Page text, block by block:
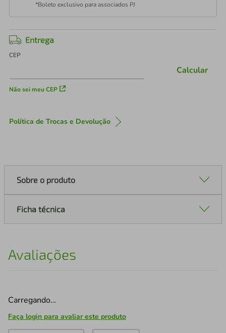
*Boleto exclusivo para associados PJ
Entrega
CEP
Não sei meu CEP
Calcular
Política de Trocas e Devolução
Sobre o produto
Ficha técnica
Avaliações
Carregando…
Faça login para avaliar este produto